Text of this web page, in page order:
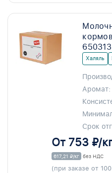
650313
Халяль
Аромат:
Срок
От 753 ₽/
617,21 ₽/кг без НДС
(при заказе от 100